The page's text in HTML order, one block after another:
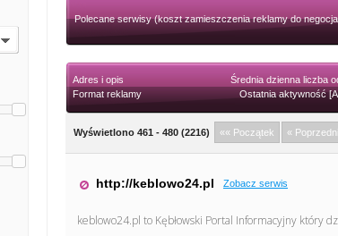
Polecane serwisy (koszt zamieszczenia reklamy do
Adres i opis
Format reklamy
Średnia dzienna liczba
Ostatnia aktywność
Wyświetlono 461 - 480 (2216) «« Początek «
http://keblowo24.pl Zobacz serwis
keblowo24.pl to Kębłowski Portal Informacyjny który